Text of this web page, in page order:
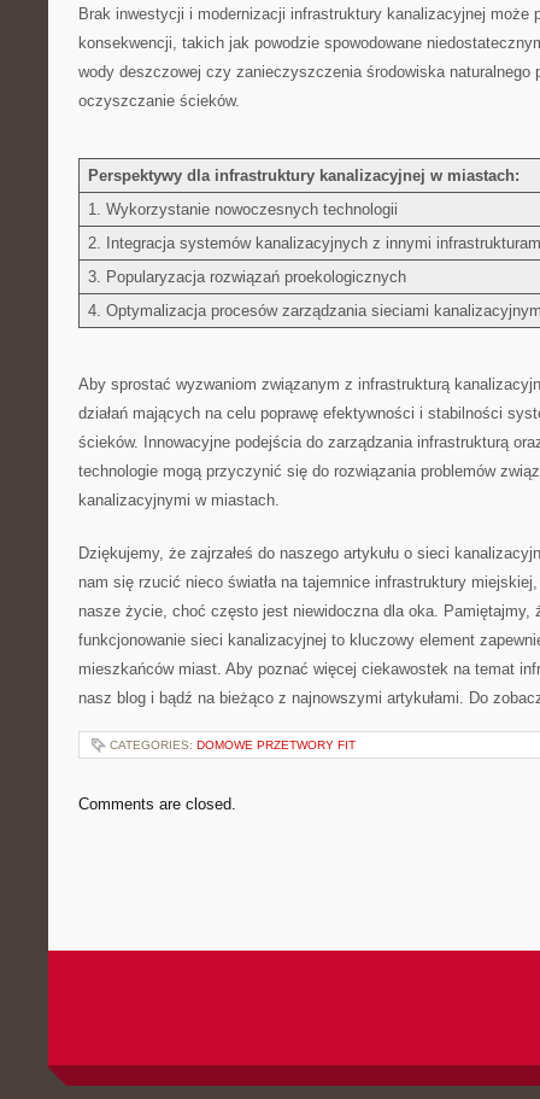
Brak‌ inwestycji⁤ i modernizacji infrastruktury kanalizacyjnej ‍może
konsekwencji, takich jak ‍powodzie spowodowane
wody⁤ deszczowej czy‍ zanieczyszczenia środowiska naturalnego
‌oczyszczanie ścieków.
Perspektywy dla ‍infrastruktury kanalizacyjnej w miastach:
1. Wykorzystanie nowoczesnych technologii
2. Integracja systemów kanalizacyjnych z innymi
3. Popularyzacja rozwiązań proekologicznych
4. Optymalizacja ‌procesów zarządzania ⁢sieciami
Aby​ sprostać​ wyzwaniom związanym⁢ z ‍infrastrukturą
działań mających na ‌celu poprawę ​efektywności i stabilności
ścieków. Innowacyjne podejścia do ⁣zarządzania infrastrukturą
technologie mogą przyczynić się ‍do rozwiązania ‍problemów
kanalizacyjnymi​ w miastach.
Dziękujemy, że ‌zajrzałeś do naszego artykułu o sieci
nam się rzucić nieco światła na ‌tajemnice infrastruktury
‌nasze życie, ⁢choć często jest ‍niewidoczna dla oka. Pamiętajmy,
funkcjonowanie sieci kanalizacyjnej to kluczowy element
mieszkańców miast. ‍Aby poznać więcej ciekawostek ‍na temat
nasz blog i bądź na bieżąco z najnowszymi ⁣artykułami. Do
CATEGORIES: DOMOWE PRZETWORY FIT
Comments are closed.